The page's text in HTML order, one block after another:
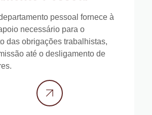
pessoal fornece à
necessário para o
das obrigações trabalhistas,
até o desligamento de